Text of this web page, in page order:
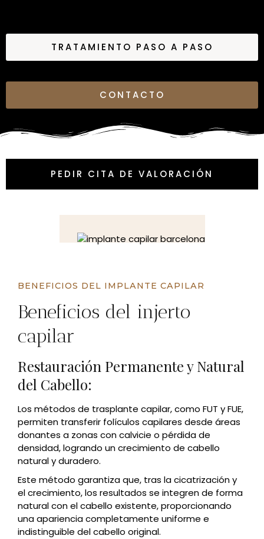
TRATAMIENTO PASO A PASO
CONTACTO
PEDIR CITA DE VALORACIÓN
BENEFICIOS DEL IMPLANTE CAPILAR
Beneficios del injerto
capilar
Restauración Permanente y Natural
del Cabello:
Los métodos de trasplante capilar, como FUT y FUE,
permiten transferir folículos capilares desde áreas
donantes a zonas con calvicie o pérdida de
densidad, logrando un crecimiento de cabello
natural y duradero.
Este método garantiza que, tras la cicatrización y
el crecimiento, los resultados se integren de forma
natural con el cabello existente, proporcionando
una apariencia completamente uniforme e
indistinguible del cabello original.